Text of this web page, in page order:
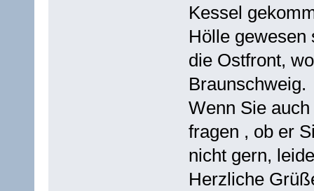
Kessel
Hölle
die Ostfront,
Braunschweig.
Wenn Sie
fragen , ob er
nicht gern,
Herzliche